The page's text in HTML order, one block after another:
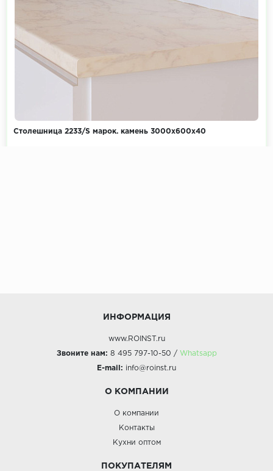
Столешница 2233/S марок. камень 3000х600х40
ИНФОРМАЦИЯ
www.ROINST.ru
Звоните нам: 8 495 797-10-50 / Whatsapp
E-mail: info@roinst.ru
О КОМПАНИИ
О компании
Контакты
Кухни оптом
ПОКУПАТЕЛЯМ